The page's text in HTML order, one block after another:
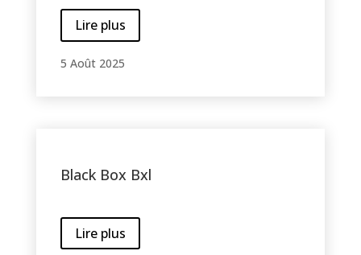
Lire plus
5 Août 2025
Black Box Bxl
Lire plus